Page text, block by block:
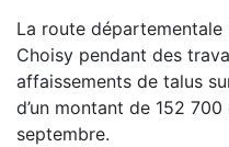
La route
Choisy pendant des
affaissements de talus
d’un montant de 152
septembre.